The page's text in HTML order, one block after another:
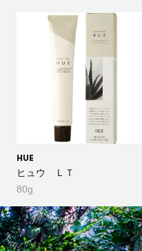
HUE
ヒュウ ＬＴ
80g